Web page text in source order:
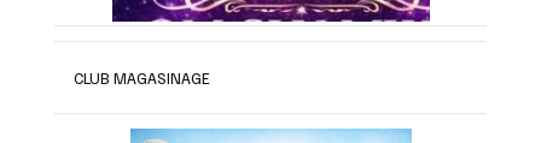
CLUB MAGASINAGE